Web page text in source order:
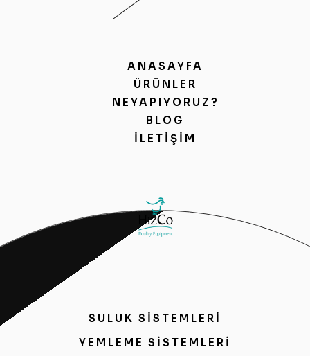
ANASAYFA
ÜRÜNLER
NEYAPIYORUZ?
BLOG
İLETIŞIM
SULUK SİSTEMLERİ
YEMLEME SİSTEMLERİ